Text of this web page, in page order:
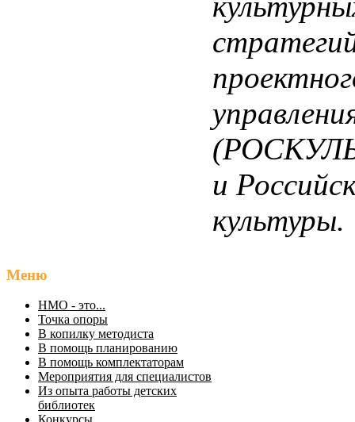
и
культуры.
Меню
НМО - это...
Точка опоры
В копилку методиста
В помощь планированию
В помощь комплектаторам
Мероприятия для специалистов
Из опыта работы детских
библиотек